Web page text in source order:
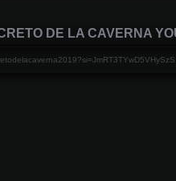
DE LA CAVERNA